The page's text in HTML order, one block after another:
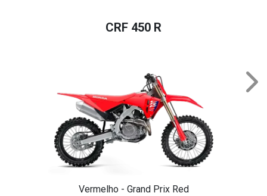
CRF 450 R
Vermelho - Grand Prix Red